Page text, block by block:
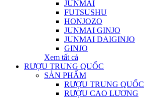
JUNMAI
FUTSUSHU
HONJOZO
JUNMAI GINJO
JUNMAI DAIGINJO
GINJO
Xem tất cả
RƯỢU TRUNG QUỐC
SẢN PHẨM
RƯỢU TRUNG QUỐC
RƯỢU CAO LƯƠNG